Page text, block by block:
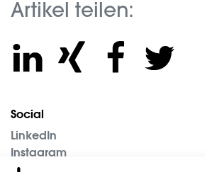
Artikel teilen:
Social
LinkedIn
Instagram